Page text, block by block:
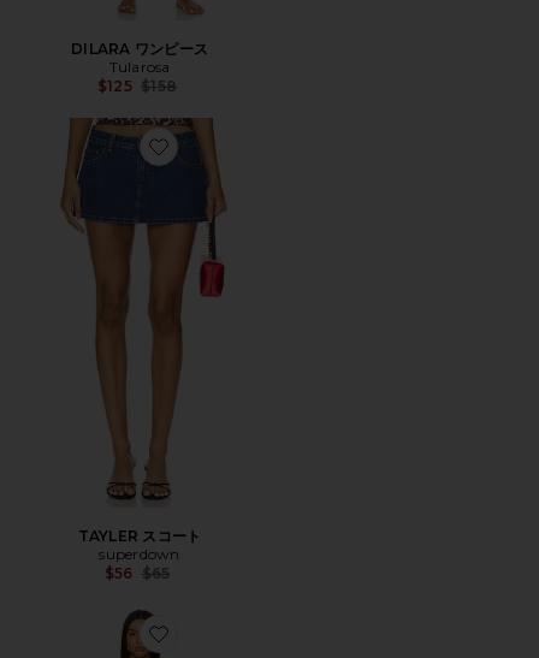
DILARA ワンピース
Tularosa
$125 Previous price:
$158
Favorite TAYLER スコート
TAYLER スコート
superdown
$56 Previous price:
$65
Favorite ROSABELLE ミディ丈ドレス